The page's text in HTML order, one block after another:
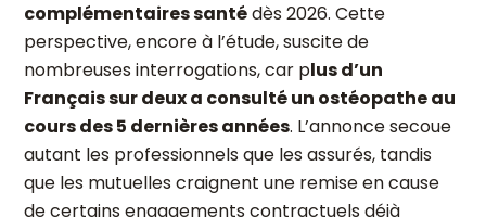
complémentaires santédès 2026. Cette
perspective, encore à l’étude, suscite de
nombreuses interrogations, car plus d’un
Français sur deux a consulté un ostéopathe au
cours des 5 dernières années. L’annonce secoue
autant les professionnels que les assurés, tandis
que les mutuelles craignent une remise en cause
de certains engagements contractuels déjà